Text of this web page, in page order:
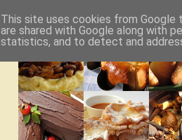
This site uses cookies from Google
are shared with Google along with
statistics, and to detect and